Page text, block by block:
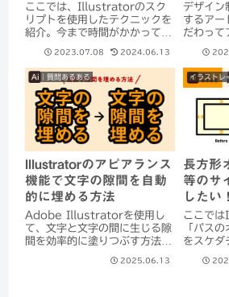
ここでは、Illustratorのスク
リプトを使用したテクニックを
紹介。今まで時間がかかってい
2023.07.08 2024.06.13
デザイン
するアー
だわって
ードは
ります！
して意識
参考に
Ai｜質問あるある
Illustratorのアピアランス
機能で文字の隙間を自動
的に埋める方法
Adobe Illustratorを使用し
て、文字と文字の間に生じる隙
間を効率的に塗りつぶす方法に
がペンツールを使って手作業で
2025.06.13
イラストレ
長方形
等のサ
したい！
ここで
「パス
をスケダ